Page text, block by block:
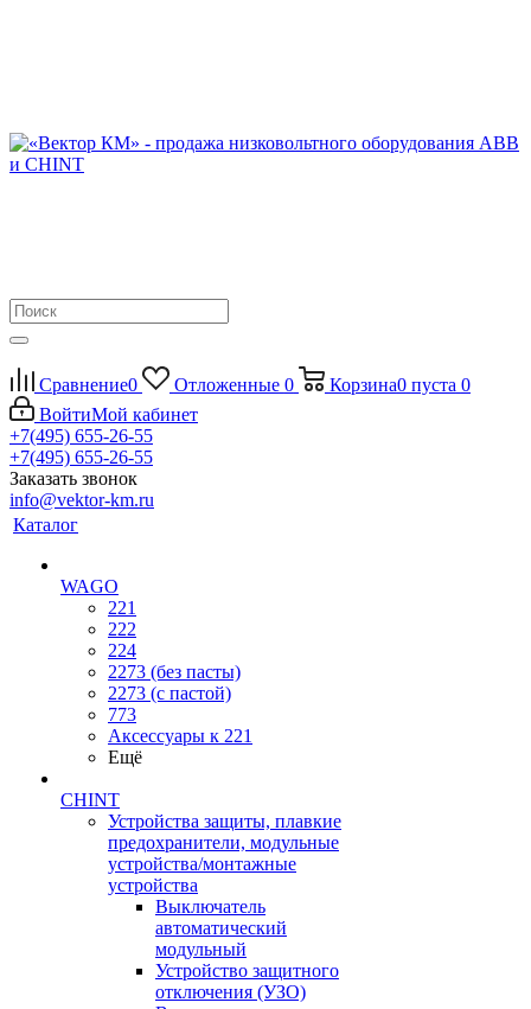
Сравнение0 Отложенные 0 Корзина0 пуста 0
ВойтиМой кабинет
+7(495) 655-26-55
+7(495) 655-26-55
Заказать звонок
info@vektor-km.ru
Каталог
WAGO
221
222
224
2273 (без пасты)
2273 (с пастой)
773
Аксессуары к 221
Ещё
CHINT
Устройства защиты, плавкие
предохранители, модульные
устройства/монтажные
устройства
Выключатель
автоматический
модульный
Устройство защитного
отключения (УЗО)